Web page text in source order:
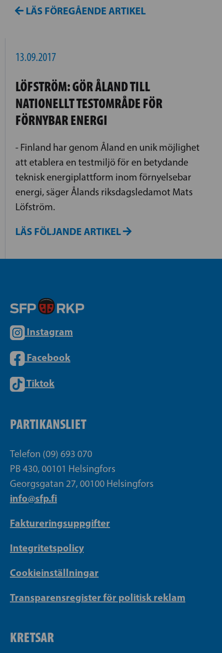
LÄS FÖREGÅENDE ARTIKEL
13.09.2017
LÖFSTRÖM: GÖR ÅLAND TILL
NATIONELLT TESTOMRÅDE FÖR
FÖRNYBAR ENERGI
- Finland har genom Åland en unik möjlighet
att etablera en testmiljö för en betydande
teknisk energiplattform inom förnyelsebar
energi, säger Ålands riksdagsledamot Mats
Löfström.
LÄS FÖLJANDE ARTIKEL
Instagram
Facebook
Tiktok
PARTIKANSLIET
Telefon (09) 693 070
PB 430, 00101 Helsingfors
Georgsgatan 27, 00100 Helsingfors
info@sfp.fi
Faktureringsuppgifter
Integritetspolicy
Cookieinställningar
Transparensregister för politisk reklam
KRETSAR